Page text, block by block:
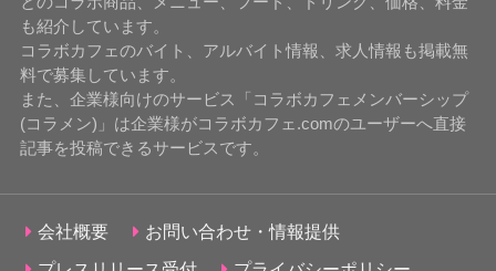
も紹介しています。
コラボカフェのバイト、アルバイト情報、求人情報も掲載無
料で募集しています。
また、企業様向けのサービス「コラボカフェメンバーシップ
(コラメン)」は企業様がコラボカフェ.comのユーザーへ直接
記事を投稿できるサービスです。
会社概要
お問い合わせ・情報提供